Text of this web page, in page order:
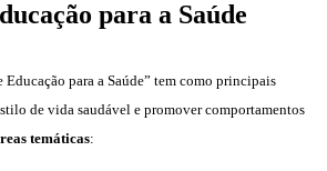
para a Saúde
Educação para a Saúde” tem como principais
de vida saudável e promover comportamentos
temáticas: